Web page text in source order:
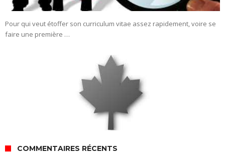
Pour qui veut étoffer son curriculum vitae assez rapidement, voire se
faire une première …
COMMENTAIRES RÉCENTS